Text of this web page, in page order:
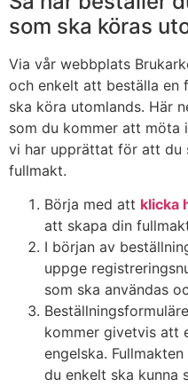
som ska köras
Via vår webbplats
och enkelt att beställa en
ska köra utomlands. Här
som du kommer att möta
vi har upprättat för att du
fullmakt.
Börja med att klicka
att skapa din
I början av
uppge
som ska användas
kommer givetvis att
engelska.
du enkelt ska kunna